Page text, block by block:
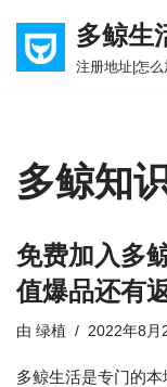
跳
多鲸生
注册地址|怎
多鲸知
免费加入多
值爆品还有
由 绿植 2022年8月
多鲸生活是专门的